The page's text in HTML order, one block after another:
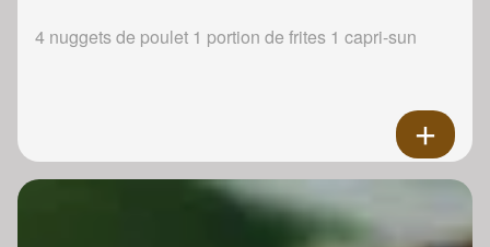
4 nuggets de poulet 1 portion de frites 1 capri-sun